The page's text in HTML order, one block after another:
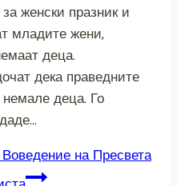
женски празник и
младите жени,
деца.
дека праведните
деца. Го
на Пресвета